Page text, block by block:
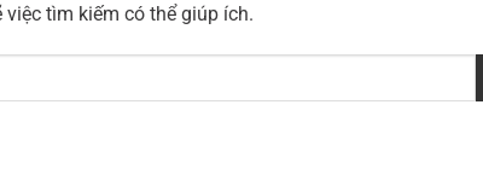
tìm kiếm có thể giúp ích.